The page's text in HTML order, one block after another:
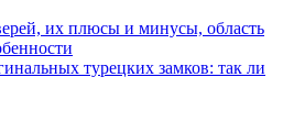
их плюсы и минусы, область
турецких замков: так ли